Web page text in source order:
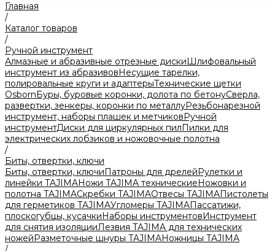
Главная
/
Каталог товаров
/
Ручной инструмент
Алмазные и абразивные отрезные дискиШлифовальный
инструмент из абразивовНесущие тарелки,
полировальные круги и адаптерыТехнические щетки
OsbornБуры, буровые коронки, долота по бетонуСверла,
развертки, зенкеры, коронки по металлуРезьбонарезной
инструмент, наборы плашек и метчиковРучной
инструментДиски для циркулярных пилПилки для
электрических лобзиков и ножовочные полотна
/
Биты, отвертки, ключи
Биты, отвертки, ключиПатроны для дрелейРулетки и
линейки TAJIMAНожи TAJIMA техническиеНожовки и
полотна TAJIMAСкребки TAJIMAОтвесы TAJIMAПистолеты
для герметиков TAJIMAУгломеры TAJIMAПассатижи,
плоскогубцы, кусачкиНаборы инструментовИнструмент
для снятия изоляцииЛезвия TAJIMA для технических
ножейРазметочные шнуры TAJIMAНожницы TAJIMA